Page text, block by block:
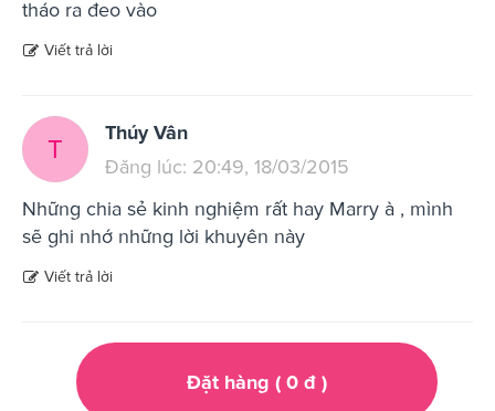
tháo ra đeo vào
Viết trả lời
T
Thúy Vân
Đăng lúc: 20:49, 18/03/2015
Những chia sẻ kinh nghiệm rất hay Marry à , mình
sẽ ghi nhớ những lời khuyên này
Viết trả lời
Đặt hàng ( 0đ )